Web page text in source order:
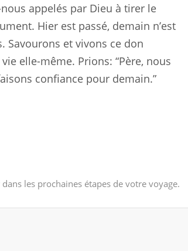
appelés par Dieu à tirer le
Hier est passé, demain n’est
Savourons et vivons ce don
elle-même. Prions: “Père, nous
confiance pour demain.”
les prochaines étapes de votre voyage.